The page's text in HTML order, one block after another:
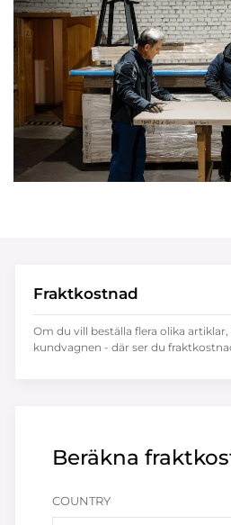
Beräkna
COUNTRY
Fraktkostnad
Om du vill beställa flera olika
kundvagnen - där ser du